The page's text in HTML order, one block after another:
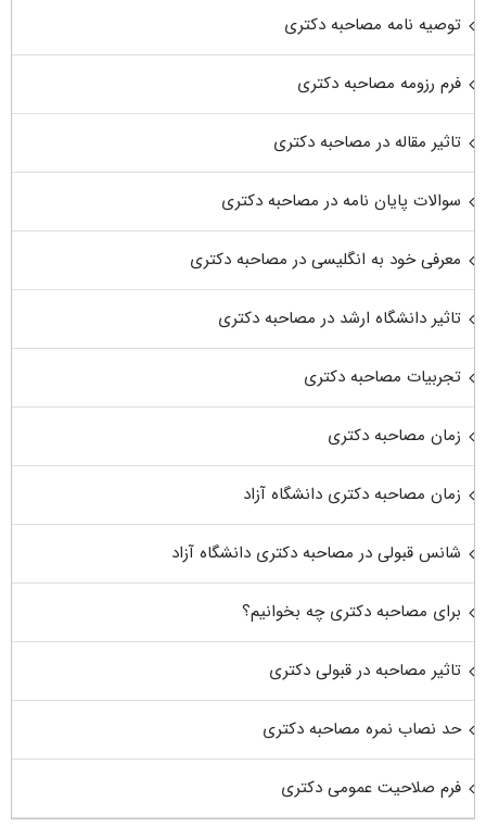
توصیه نامه مصاحبه دکتری
فرم رزومه مصاحبه دکتری
تاثیر مقاله در مصاحبه دکتری
سوالات پایان نامه در مصاحبه دکتری
معرفی خود به انگلیسی در مصاحبه دکتری
تاثیر دانشگاه ارشد در مصاحبه دکتری
تجربیات مصاحبه دکتری
زمان مصاحبه دکتری
زمان مصاحبه دکتری دانشگاه آزاد
شانس قبولی در مصاحبه دکتری دانشگاه آزاد
برای مصاحبه دکتری چه بخوانیم؟
تاثیر مصاحبه در قبولی دکتری
حد نصاب نمره مصاحبه دکتری
فرم صلاحیت عمومی دکتری